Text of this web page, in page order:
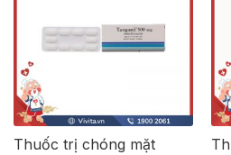
Thuốc trị chóng mặt